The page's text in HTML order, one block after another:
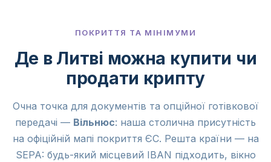
ПОКРИТТЯ ТА МІНІМУМИ
Де в Литві можна купити чи
продати крипту
Очна точка для документів та опційної готівкової
передачі — Вільнюс: наша столична присутність
на офіційній мапі покриття ЄС. Решта країни — на
SEPA: будь-який місцевий IBAN підходить, вікно